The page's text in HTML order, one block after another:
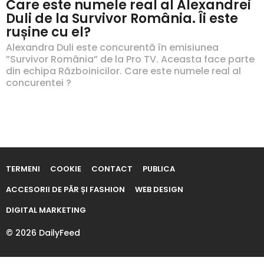
Care este numele real al Alexandrei
Duli de la Survivor România. Îi este
rușine cu el?
Alexandra Duli este concurentă în emisiunea
”Survivor România” de la Pro TV. Aceasta face parte
din echipa Războinicilor. Care este numele real al
concurentei ?
TERMENI COOKIE CONTACT
PUBLICA
ACCESORII DE PĂR ȘI FASHION
WEB DESIGN
DIGITAL MARKETING
© 2026 DailyFeed